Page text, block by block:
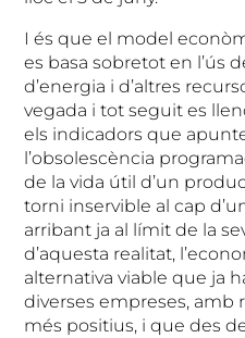
I és que el model
es basa sobretot en l’ús
d’energia i d’altres
vegada i tot seguit es
els indicadors que
l’obsolescència
de la vida útil d’un
torni inservible al cap
arribant ja al límit de la
d’aquesta realitat,
alternativa viable que ja
diverses empreses, amb
més positius, i que des